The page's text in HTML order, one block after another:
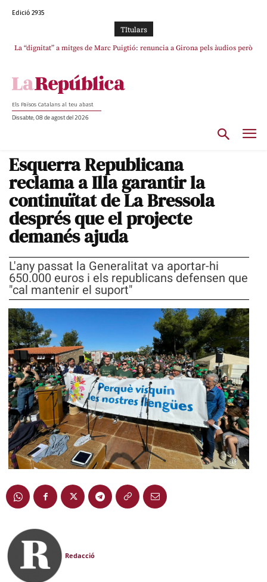
Edició 2935
TItulars
La “dignitat” a mitges de Marc Puigtió: renuncia a Girona pels àudios però
Els Països Catalans al teu abast
Dissabte, 08 de agost del 2026
Esquerra Republicana
reclama a Illa garantir la
continuïtat de La Bressola
després que el projecte
demanés ajuda
L'any passat la Generalitat va aportar-hi
650.000 euros i els republicans defensen que
"cal mantenir el suport"
Redacció